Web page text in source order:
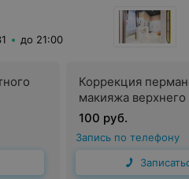
до 21:00
Коррекция
макияжа верхнего
100 руб.
Запись по телефону